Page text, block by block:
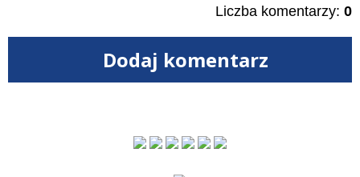
Liczba komentarzy: 0
Dodaj komentarz